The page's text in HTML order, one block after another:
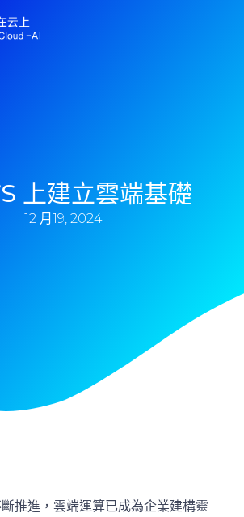
上建立雲端基礎
12 月19, 2024
推進，雲端運算已成為企業建構靈